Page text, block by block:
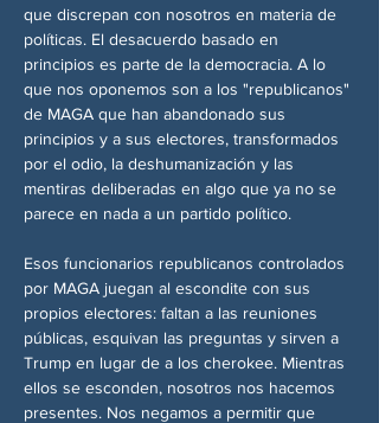
que discrepan con nosotros en materia de
políticas. El desacuerdo basado en
principios es parte de la democracia. A lo
que nos oponemos son a los "republicanos"
de MAGA que han abandonado sus
principios y a sus electores, transformados
por el odio, la deshumanización y las
mentiras deliberadas en algo que ya no se
parece en nada a un partido político.
Esos funcionarios republicanos controlados
por MAGA juegan al escondite con sus
propios electores: faltan a las reuniones
públicas, esquivan las preguntas y sirven a
Trump en lugar de a los cherokee. Mientras
ellos se esconden, nosotros nos hacemos
presentes. Nos negamos a permitir que